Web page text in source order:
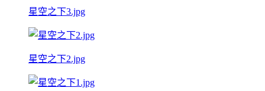
星空之下3.jpg
星空之下2.jpg